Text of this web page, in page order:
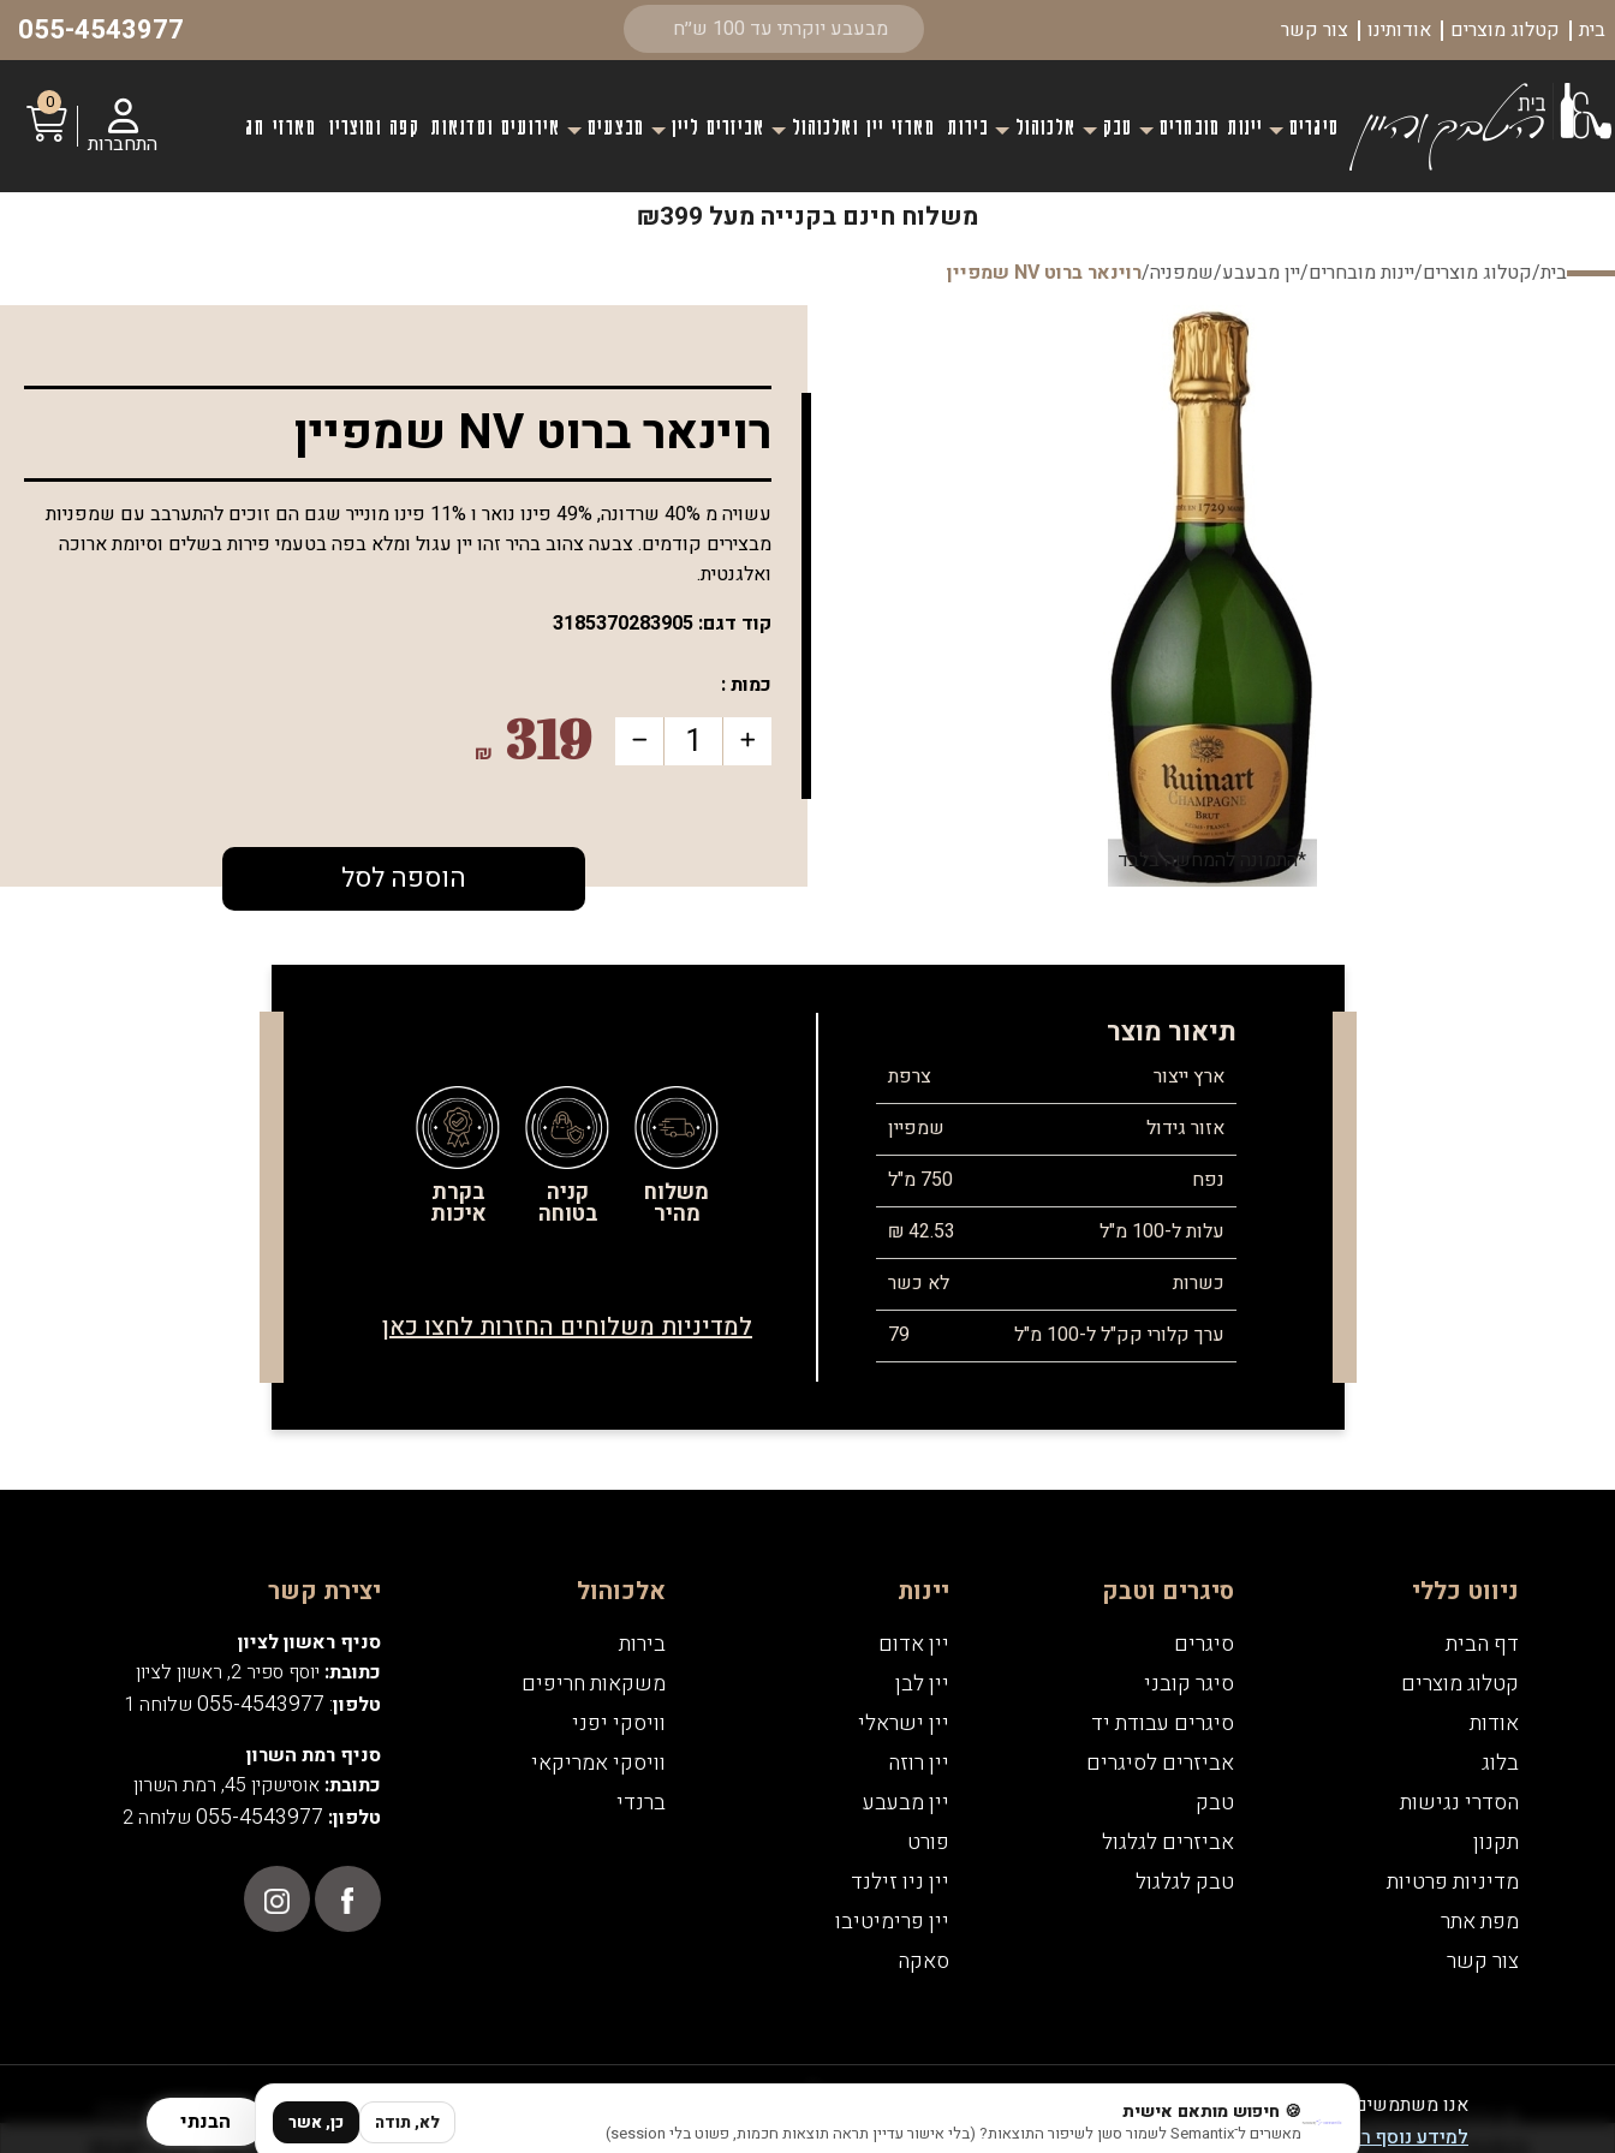
בית קטלוג מוצרים אודותינו צור קשר 055-4543977
סיגרים יינות מובחרים טבק אלכוהול בירות מארזי יין ואלכוהול אביזרים ליין מבצעים אירועים וסדנאות קפה ומוצריו מארזי חג
התחברות
0
משלוח חינם בקנייה מעל ₪399
בית/קטלוג מוצרים/יינות מובחרים/יין מבעבע/שמפניה/רוינאר ברוט NV שמפיין
*התמונה להמחשה בלבד
רוינאר ברוט NV שמפיין
עשויה מ 40% שרדונה, 49% פינו נואר ו 11% פינו מונייר שגם הם זוכים להתערבב עם שמפניות
מבצירים קודמים. צבעה צהוב בהיר זהו יין עגול ומלא בפה בטעמי פירות בשלים וסיומת ארוכה
ואלגנטית.
קוד דגם: 3185370283905
כמות :
319
₪
הוספה לסל
תיאור מוצר
ארץ ייצור
צרפת
אזור גידול
שמפיין
נפח
750 מ"ל
עלות ל-100 מ"ל
42.53 ₪
כשרות
לא כשר
ערך קלורי קק"ל ל-100 מ"ל
79
משלוח
מהיר
קניה
בטוחה
בקרת
איכות
למדיניות משלוחים החזרות לחצו כאן
ניווט כללי
דף הבית
קטלוג מוצרים
אודות
בלוג
הסדרי נגישות
תקנון
מדיניות פרטיות
מפת אתר
צור קשר
סיגרים וטבק
סיגרים
סיגר קובני
סיגרים עבודת יד
אביזרים לסיגרים
טבק
אביזרים לגלגול
טבק לגלגול
יינות
יין אדום
יין לבן
יין ישראלי
יין רוזה
יין מבעבע
פורט
יין ניו זילנד
יין פרימיטיבו
סאקה
אלכוהול
בירות
משקאות חריפים
וויסקי יפני
וויסקי אמריקאי
ברנדי
יצירת קשר
סניף ראשון לציון
כתובת: יוסף ספיר 2, ראשון לציון
טלפון:
055-4543977 שלוחה 1
סניף רמת השרון
כתובת:אוסישקין 45, רמת השרון
טלפון: 055-4543977 שלוחה 2
POWERED BY
אנו משתמשים בעוגיות לצורך תפעול האתר, ניתוחים סטטיסטיים, שיפור חוויית המשתמש והתוכן המוצג באתר.
למידע נוסף ראו במדיניות הפרטיות שלנו
הבנתי 🍪 חיפוש מותאם אישית
מאשרים ל־Semantix לשמור סשן לשיפור התוצאות? (בלי אישור עדיין תראה תוצאות חכמות, פשוט בלי session) לא, תודה כן, אשר